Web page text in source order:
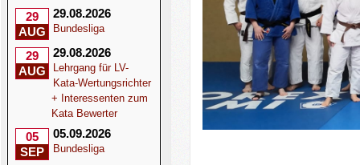
29
AUG
29.08.2026
Bundesliga
29
AUG
29.08.2026
Lehrgang für LV-
Kata-Wertungsrichter
+ Interessenten zum
Kata Bewerter
05
SEP
05.09.2026
Bundesliga